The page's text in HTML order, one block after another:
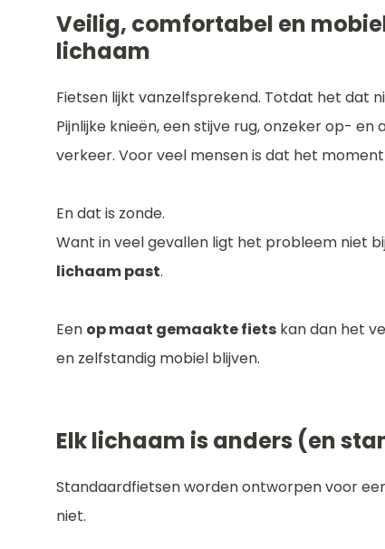
Veilig, comfortabel en
lichaam
Fietsen lijkt vanzelfsprekend. Totdat het dat
Pijnlijke knieën, een stijve rug, onzeker op-
verkeer. Voor veel mensen is dat het
En dat is zonde.
Want in veel gevallen ligt het probleem niet
lichaam past.
Een op maat gemaakte fiets kan dan het
en zelfstandig mobiel blijven.
Elk lichaam is anders (en
Standaardfietsen worden ontworpen voor
niet.